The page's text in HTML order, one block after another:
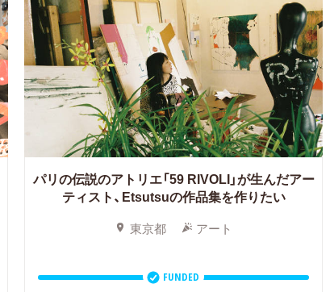
パリの伝説のアトリエ「59 RIVOLI」が生んだアー
ティスト、Etsutsuの作品集を作りたい
東京都 アート
FUNDED